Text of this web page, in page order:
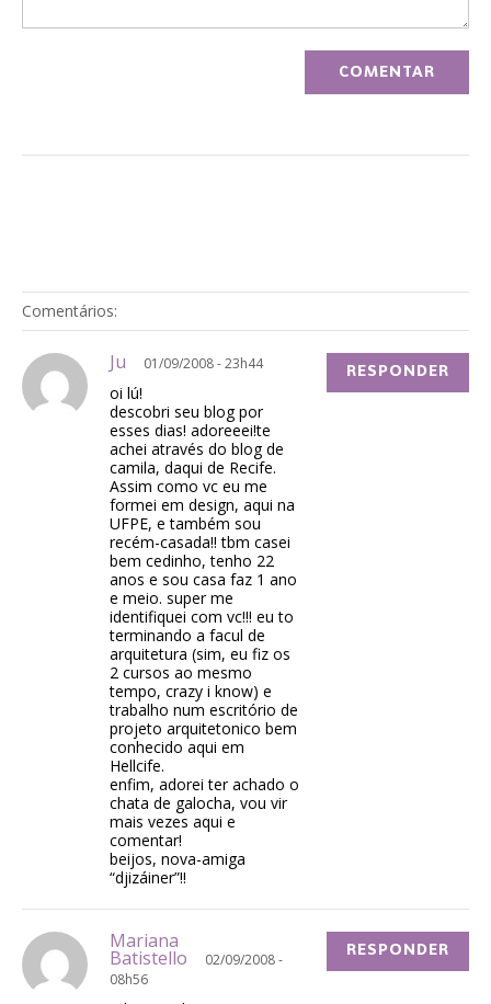
Comentários:
Ju 01/09/2008 - 23h44
oi lú!
descobri seu blog por
esses dias! adoreeei!te
achei através do blog de
camila, daqui de Recife.
Assim como vc eu me
formei em design, aqui na
UFPE, e também sou
recém-casada!! tbm casei
bem cedinho, tenho 22
anos e sou casa faz 1 ano
e meio. super me
identifiquei com vc!!! eu to
terminando a facul de
arquitetura (sim, eu fiz os
2 cursos ao mesmo
tempo, crazy i know) e
trabalho num escritório de
projeto arquitetonico bem
conhecido aqui em
Hellcife.
enfim, adorei ter achado o
chata de galocha, vou vir
mais vezes aqui e
comentar!
beijos, nova-amiga
“djizáiner”!!
RESPONDER
Mariana
Batistello
02/09/2008 -
08h56
RESPONDER